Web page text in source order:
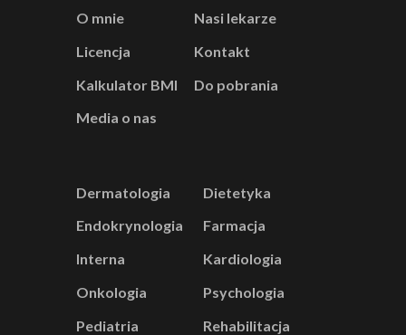
O mnie
Nasi lekarze
Licencja
Kontakt
Kalkulator BMI
Do pobrania
Media o nas
Dermatologia
Dietetyka
Endokrynologia
Farmacja
Interna
Kardiologia
Onkologia
Psychologia
Pediatria
Rehabilitacja